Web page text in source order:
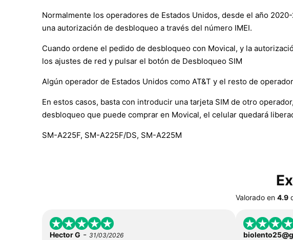
Normalmente los operadores de Estados Unidos, desde el año
una autorización de desbloqueo a través del número IMEI.
Cuando ordene el pedido de desbloqueo con Movical, y la
los ajustes de red y pulsar el botón de Desbloqueo SIM
Algún operador de Estados Unidos como AT&T y el resto de
En estos casos, basta con introducir una tarjeta SIM de otro
desbloqueo que puede comprar en Movical, el celular quedará
SM-A225F, SM-A225F/DS, SM-A225M
Valorado en 4.9
Hector G - 31/03/2026